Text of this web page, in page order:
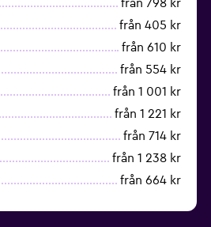
från 798 kr
från 405 kr
från 610 kr
från 554 kr
från 1 001 kr
från 1 221 kr
från 714 kr
från 1 238 kr
från 664 kr